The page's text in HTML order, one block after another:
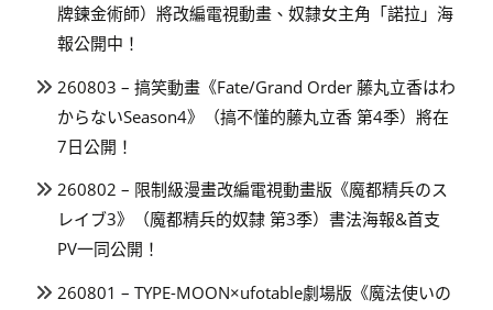
牌鍊金術師）將改編電視動畫、奴隸女主角「諾拉」海
報公開中！
260803 – 搞笑動畫《Fate/Grand Order 藤丸立香はわ
からないSeason4》（搞不懂的藤丸立香 第4季）將在
7日公開！
260802 – 限制級漫畫改編電視動畫版《魔都精兵のス
レイブ3》（魔都精兵的奴隸 第3季）書法海報&首支
PV一同公開！
260801 – TYPE-MOON×ufotable劇場版《魔法使いの